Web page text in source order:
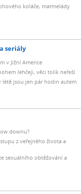
koláče, marmelády
seriály
v Jižní Americe
lehčeji, věci tolik neřeší
létě jsou jen pár hodin autem
downu?
z veřejného života a
sexuálního obtěžování a